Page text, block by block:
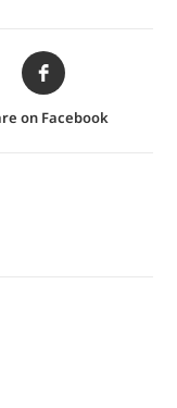
on Facebook